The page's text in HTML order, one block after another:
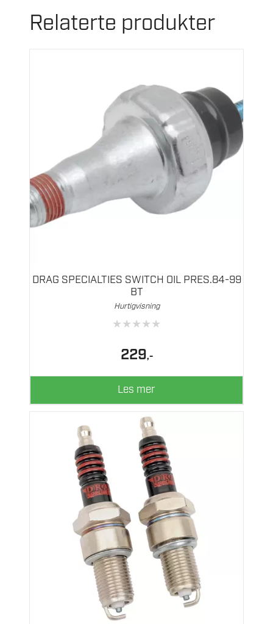
Relaterte produkter
DRAG SPECIALTIES SWITCH OIL PRES.84-99
BT
Hurtigvisning
★★★★★
229,-
Les mer